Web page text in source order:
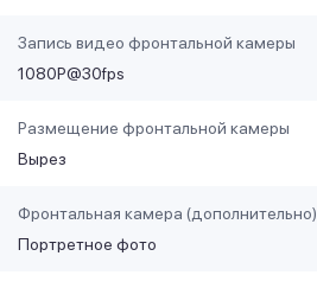
Запись видео фронтальной камеры
1080P@30fps
Размещение фронтальной камеры
Вырез
Фронтальная камера (дополнительно)
Портретное фото